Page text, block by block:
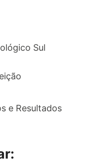
Sul
e Resultados